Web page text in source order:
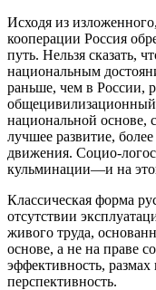
Исходя из
кооперации Россия
путь. Нельзя сказать,
национальным
раньше, чем в России,
общецивилизационный
национальной основе,
лучшее развитие,
движения. Социо-
кульминации—и на
Классическая форма
отсутствии
живого труда,
основе, а не на праве
эффективность,
перспективность.